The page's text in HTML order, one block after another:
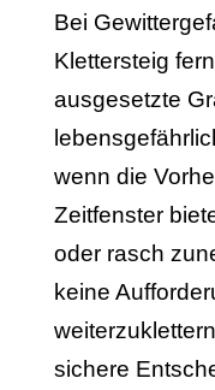
Bei
Klettersteig
ausgesetzte
wenn die
Zeitfenster
oder rasch
keine
sichere